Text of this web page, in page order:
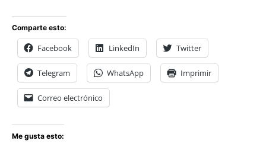
Comparte esto:
Facebook LinkedIn Twitter
Telegram WhatsApp Imprimir
Correo electrónico
Me gusta esto: